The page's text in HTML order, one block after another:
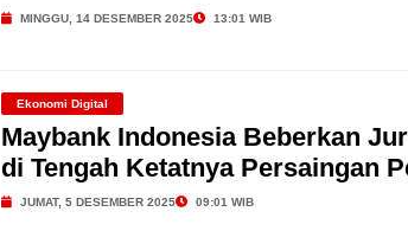
MINGGU, 14 DESEMBER 2025 13:01 WIB
Ekonomi Digital
Maybank Indonesia Beberkan
di Tengah Ketatnya Persaingan
JUMAT, 5 DESEMBER 2025 09:01 WIB